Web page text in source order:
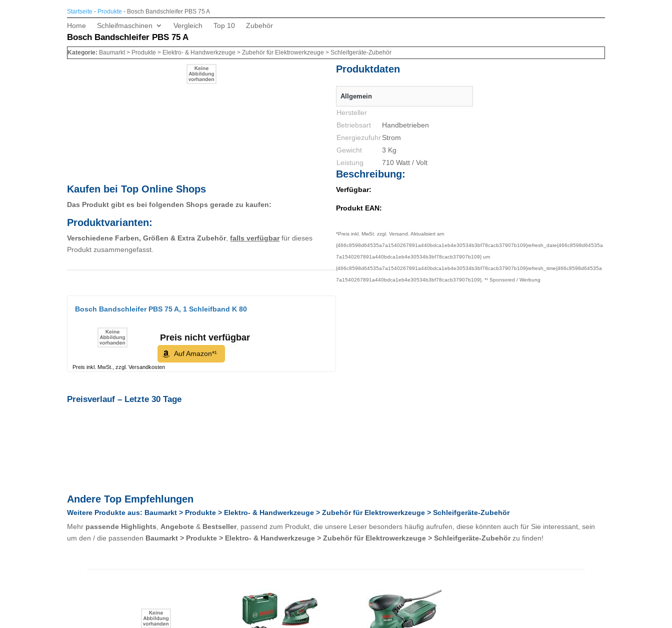
Startseite - Produkte - Bosch Bandschleifer PBS 75 A
Home Schleifmaschinen Vergleich Top 10 Zubehör
Bosch Bandschleifer PBS 75 A
Kategorie: Baumarkt > Produkte > Elektro- & Handwerkzeuge > Zubehör für Elektrowerkzeuge > Schleifgeräte-Zubehör
Produktdaten
Allgemein
Hersteller
Betriebsart
Handbetrieben
EnergiezufuhrStrom
Gewicht
3 Kg
Leistung
710 Watt / Volt
Beschreibung:
Kaufen bei Top Online Shops
Das Produkt gibt es bei folgenden Shops gerade zu kaufen:
Produktvarianten:
Verschiedene Farben, Größen & Extra Zubehör,falls verfügbarfür dieses
Produkt zusammengefasst.
Bosch Bandschleifer PBS 75 A, 1 Schleifband K 80
Preis nicht verfügbar
Auf Amazon*¹
Preis inkl. MwSt., zzgl. Versandkosten
Verfügbar:
Produkt EAN:
*Preis inkl. MwSt. zzgl. Versand. Aktualisiert am
{466c8598d64535a7a1540267891a440bdca1eb4e30534b3bf78cacb37907b109}refresh_date{466c8598d64535a
7a1540267891a440bdca1eb4e30534b3bf78cacb37907b109} um
{466c8598d64535a7a1540267891a440bdca1eb4e30534b3bf78cacb37907b109}refresh_time{466c8598d64535a
7a1540267891a440bdca1eb4e30534b3bf78cacb37907b109}. *¹ Sponsored / Werbung
Preisverlauf – Letzte 30 Tage
Andere Top Empfehlungen
Weitere Produkte aus: Baumarkt > Produkte > Elektro- & Handwerkzeuge > Zubehör für Elektrowerkzeuge > Schleifgeräte-Zubehör
Mehr passende Highlights Angebote & Bestseller, passend zum Produkt, die unsere Leser besonders häufig aufrufen, diese könnten auch für Sie interessant, sein
um den / die passenden Baumarkt > Produkte > Elektro- & Handwerkzeuge > Zubehör für Elektrowerkzeuge > Schleifgeräte-Zubehörzu finden!